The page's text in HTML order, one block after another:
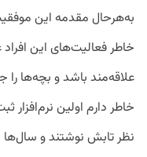
به‌هرحال مقدمه این
خاطر فعالیت‌های این
علاقه‌مند باشد و بچه‌ها
خاطر دارم اولین نرم‌افزار
نظر تابش نوشتند و سال‌ها